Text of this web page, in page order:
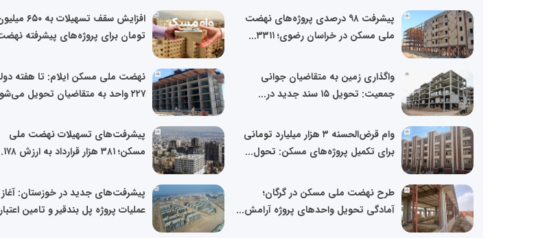
پیشرفت ۹۸ درصدی پروژه‌های نهضت
ملی مسکن در خراسان رضوی؛ ۳۳۱۱...
افزایش سقف تسهیلات به ۶۵۰
تومان برای پروژه‌های پیشرفته
واگذاری زمین به متقاضیان جوانی
جمعیت: تحویل ۱۵ سند جدید در...
نهضت ملی مسکن ایلام: تا هفته
۲۲۷ واحد به متقاضیان تحویل می‌شود
وام قرض‌الحسنه ۳ هزار میلیارد تومانی
برای تکمیل پروژه‌های مسکن: تحول...
پیشرفت‌های تسهیلات نهضت ملی
مسکن؛ ۳۸۱ هزار قرارداد به ارزش ۱۷۸...
طرح نهضت ملی مسکن در گرگان؛
آمادگی تحویل واحدهای پروژه آرامش...
پیشرفت‌های جدید در خوزستان: آغاز
عملیات پروژه پل بندقیر و تامین